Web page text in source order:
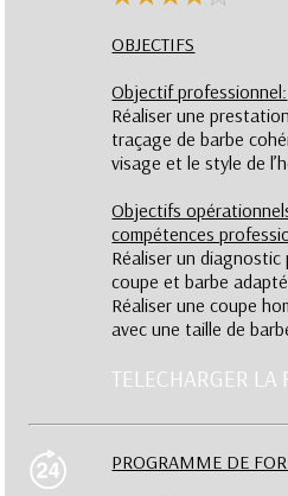
OBJECTIFS
Objectif professionnel:
Réaliser une
traçage de barbe
visage et le style de
Objectifs
compétences
Réaliser un
coupe et barbe
Réaliser une coupe
avec une taille de
TELECHARGER LA
PROGRAMME DE